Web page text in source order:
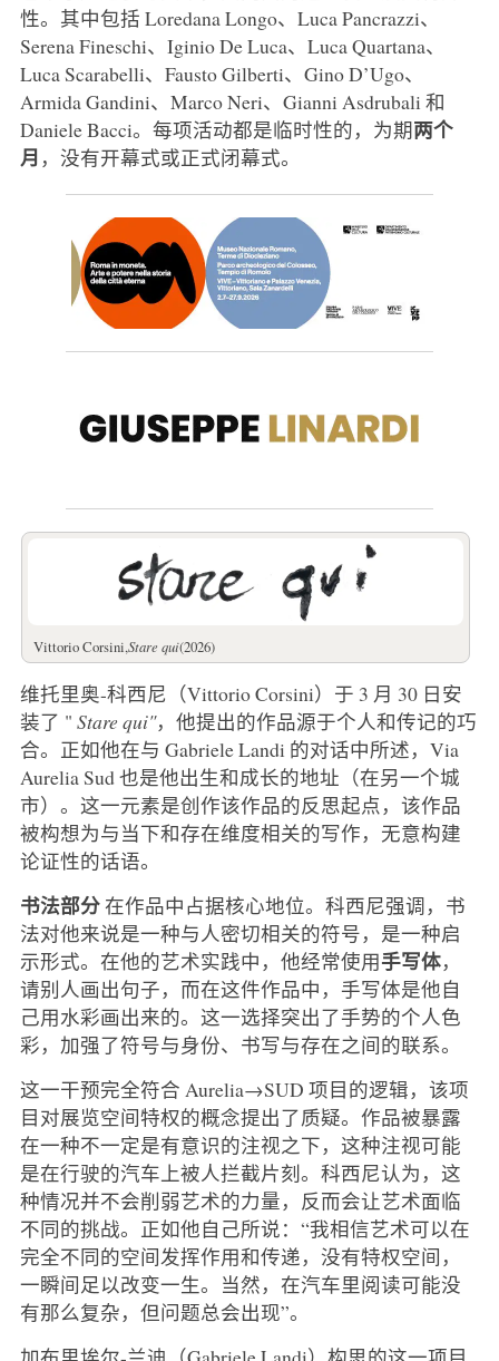
性。其中包括 Loredana Longo、Luca Pancrazzi、
Serena Fineschi、Iginio De Luca、Luca Quartana、
Luca Scarabelli、Fausto Gilberti、Gino D’Ugo、
Armida Gandini、Marco Neri、Gianni Asdrubali 和
Daniele Bacci。每项活动都是临时性的，为期两个
月 ，没有开幕式或正式闭幕式。
Vittorio Corsini,Stare qui(2026)
维托里奥-科西尼（Vittorio Corsini）于 3 月 30 日安
装了 " Stare qui"，他提出的作品源于个人和传记的巧
合。正如他在与 Gabriele Landi 的对话中所述，Via
Aurelia Sud 也是他出生和成长的地址（在另一个城
市）。这一元素是创作该作品的反思起点，该作品
被构想为与当下和存在维度相关的写作，无意构建
论证性的话语。
书法部分在作品中占据核心地位。科西尼强调，书
法对他来说是一种与人密切相关的符号，是一种启
示形式。在他的艺术实践中，他经常使用手写体，
请别人画出句子，而在这件作品中，手写体是他自
己用水彩画出来的。这一选择突出了手势的个人色
彩，加强了符号与身份、书写与存在之间的联系。
这一干预完全符合 Aurelia→SUD 项目的逻辑，该项
目对展览空间特权的概念提出了质疑。作品被暴露
在一种不一定是有意识的注视之下，这种注视可能
是在行驶的汽车上被人拦截片刻。科西尼认为，这
种情况并不会削弱艺术的力量，反而会让艺术面临
不同的挑战。正如他自己所说：“我相信艺术可以在
完全不同的空间发挥作用和传递，没有特权空间，
一瞬间足以改变一生。当然，在汽车里阅读可能没
有那么复杂，但问题总会出现”。